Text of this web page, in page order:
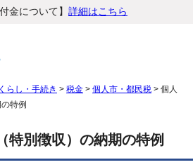
金について】 詳細はこちら
くらし・手続き > 税金 > 個人市・都民税 > 個人
特例
特別徴収）の納期の特例